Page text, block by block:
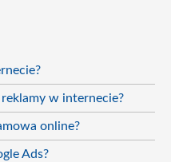
w internecie?
online?
Ads?